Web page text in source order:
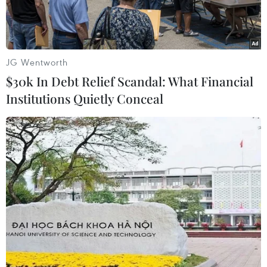
Ảnh minh họa. (Nguồn: THX/TTXVN)
Bộ Ngoại giao Nhật Bản cho biết nước này và
Hàn Quốc ngày 14/11 đã nhất trí ký một hiệp
ước chia sẻ thông tin tình báo quân sự, trong
bối cảnh hai bên tăng cường hợp tác an ninh
JG Wentworth
$30k In Debt Relief Scandal: What Financial
Institutions Quietly Conceal